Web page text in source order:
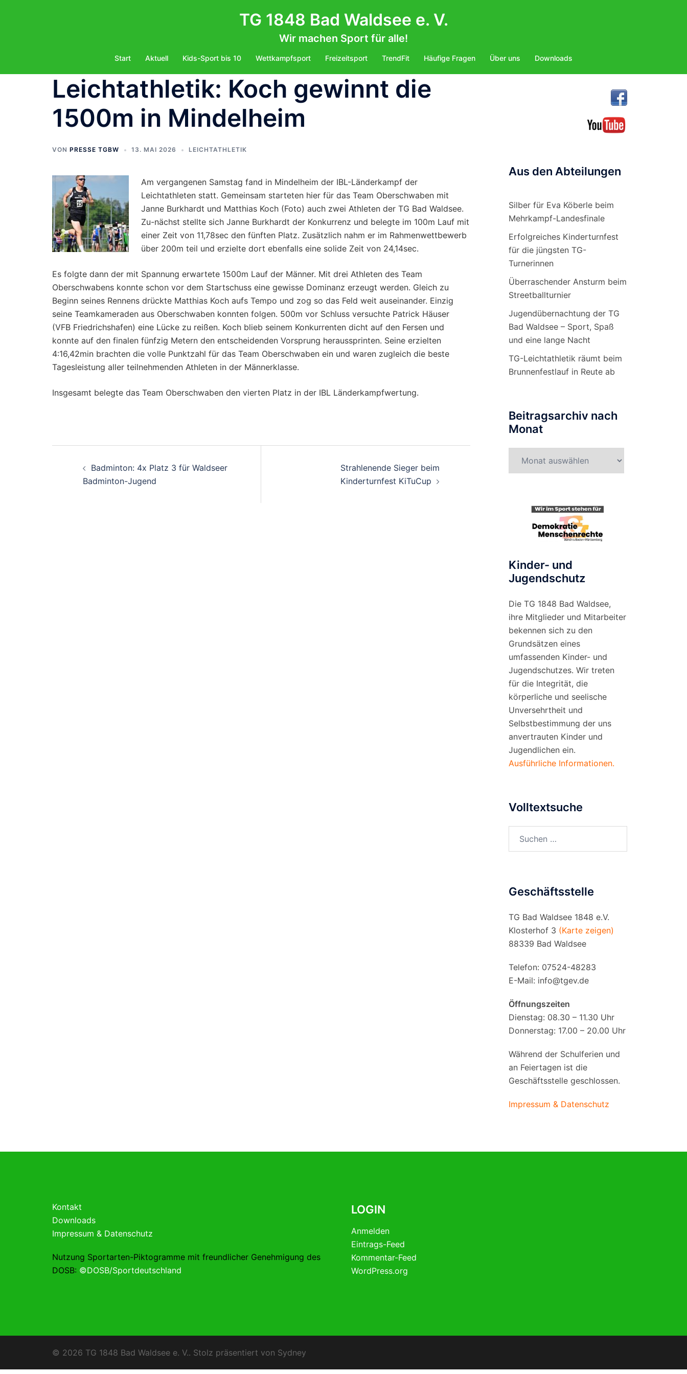
TG 1848 Bad Waldsee e. V.
Wir machen Sport für alle!
Start Aktuell Kids-Sport bis 10 Wettkampfsport Freizeitsport TrendFit Häufige Fragen Über uns Downloads
Leichtathletik: Koch gewinnt die
1500m in Mindelheim
VON PRESSE TGBW 13. MAI 2026 LEICHTATHLETIK
Am vergangenen Samstag fand in Mindelheim der IBL-Länderkampf der
Leichtathleten statt. Gemeinsam starteten hier für das Team Oberschwaben mit
Janne Burkhardt und Matthias Koch (Foto) auch zwei Athleten der TG Bad Waldsee.
Zu-nächst stellte sich Janne Burkhardt der Konkurrenz und belegte im 100m Lauf mit
einer Zeit von 11,78sec den fünften Platz. Zusätzlich nahm er im Rahmenwettbewerb
über 200m teil und erzielte dort ebenfalls eine solide Zeit von 24,14sec.
Es folgte dann der mit Spannung erwartete 1500m Lauf der Männer. Mit drei Athleten des Team
Oberschwabens konnte schon vor dem Startschuss eine gewisse Dominanz erzeugt werden. Gleich zu
Beginn seines Rennens drückte Matthias Koch aufs Tempo und zog so das Feld weit auseinander. Einzig
seine Teamkameraden aus Oberschwaben konnten folgen. 500m vor Schluss versuchte Patrick Häuser
(VFB Friedrichshafen) eine Lücke zu reißen. Koch blieb seinem Konkurrenten dicht auf den Fersen und
konnte auf den finalen fünfzig Metern den entscheidenden Vorsprung heraussprinten. Seine erzielten
4:16,42min brachten die volle Punktzahl für das Team Oberschwaben ein und waren zugleich die beste
Tagesleistung aller teilnehmenden Athleten in der Männerklasse.
Insgesamt belegte das Team Oberschwaben den vierten Platz in der IBL Länderkampfwertung.
Beitragsnavigation
Badminton: 4x Platz 3 für Waldseer
Badminton-Jugend
Strahlenende Sieger beim
Kinderturnfest KiTuCup
Aus den Abteilungen
Silber für Eva Köberle beim
Mehrkampf-Landesfinale
Erfolgreiches Kinderturnfest
für die jüngsten TG-
Turnerinnen
Überraschender Ansturm beim
Streetballturnier
Jugendübernachtung der TG
Bad Waldsee – Sport, Spaß
und eine lange Nacht
TG-Leichtathletik räumt beim
Brunnenfestlauf in Reute ab
Beitragsarchiv nach
Monat
nach
Kinder- und
Jugendschutz
Die TG 1848 Bad Waldsee,
ihre Mitglieder und Mitarbeiter
bekennen sich zu den
Grundsätzen eines
umfassenden Kinder- und
Jugendschutzes. Wir treten
für die Integrität, die
körperliche und seelische
Unversehrtheit und
Selbstbestimmung der uns
anvertrauten Kinder und
Jugendlichen ein.
Ausführliche Informationen.
Volltextsuche
nach:
Geschäftsstelle
TG Bad Waldsee 1848 e.V.
Klosterhof 3 (Karte zeigen)
88339 Bad Waldsee
Telefon: 07524-48283
E-Mail: info@tgev.de
Öffnungszeiten
Dienstag: 08.30 – 11.30 Uhr
Donnerstag: 17.00 – 20.00 Uhr
Während der Schulferien und
an Feiertagen ist die
Geschäftsstelle geschlossen.
Impressum & Datenschutz
Kontakt
Downloads
Impressum & Datenschutz
Nutzung Sportarten-Piktogramme mit freundlicher Genehmigung des
DOSB: ©DOSB/Sportdeutschland
LOGIN
Anmelden
Eintrags-Feed
Kommentar-Feed
WordPress.org
© 2026 TG 1848 Bad Waldsee e. V.. Stolz präsentiert von Sydney